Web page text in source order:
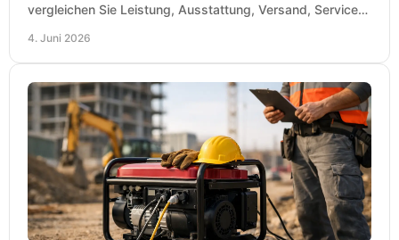
vergleichen Sie Leistung, Ausstattung, Versand, Service
4. Juni 2026